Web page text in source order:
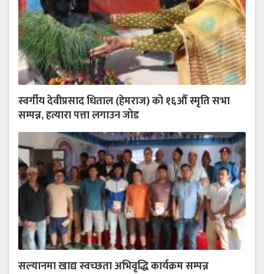
स्वर्गीय देवीप्रसाद धिताल (हेमराज) को १६औँ स्मृति सभा
सम्पन्न, हत्यारा पत्ता लगाउन जोड
सल्यानमा खाद्य स्वच्छता अभिवृद्धि कार्यक्रम सम्पन्न